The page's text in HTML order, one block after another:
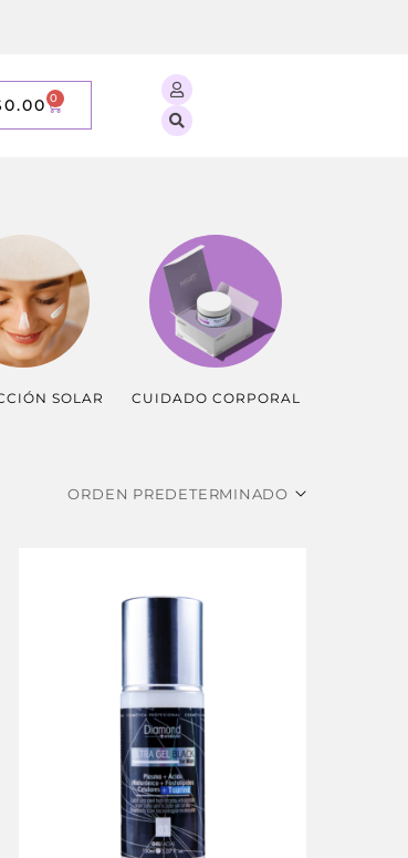
0.00 0
SOLAR CUIDADO CORPORAL
ORDEN PREDETERMINADO